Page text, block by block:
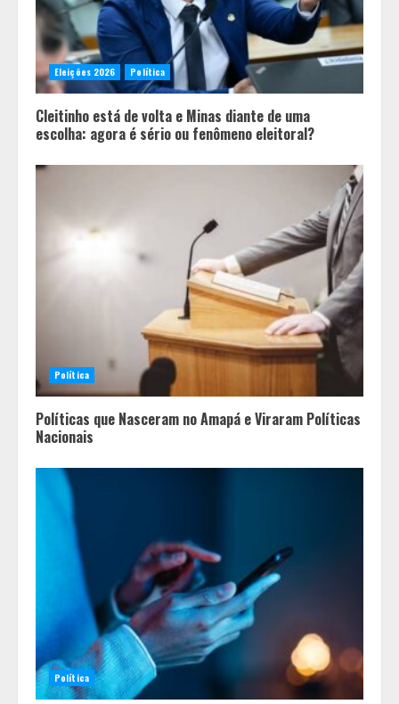
Eleições 2026 Política
Cleitinho está de volta e Minas diante de uma
escolha: agora é sério ou fenômeno eleitoral?
Política
Políticas que Nasceram no Amapá e Viraram Políticas
Nacionais
Política
2
Histórias de afeto ganham espaço
em escolas municipais que
celebram toda a família no Dia dos
Pais